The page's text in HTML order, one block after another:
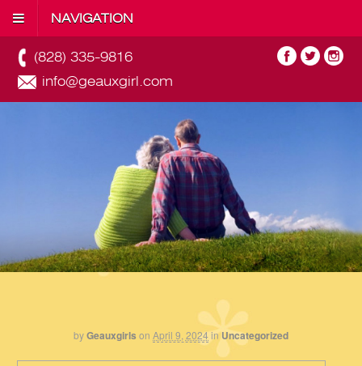
NAVIGATION
(828) 335-9816
info@geauxgirl.com
byGeauxgirls on April 9, 2024in Uncategorized